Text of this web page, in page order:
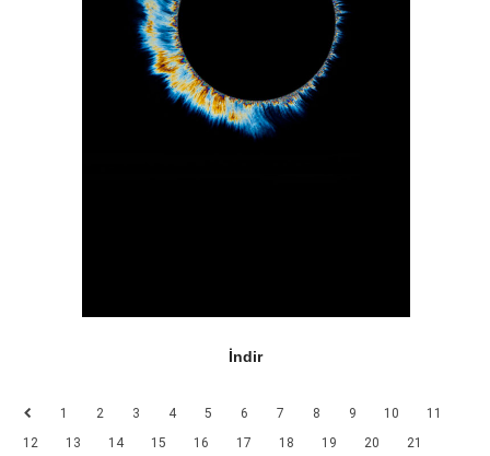
İndir
1 2 3 4 5 6 7 8 9 10
11
12
13 14 15 16 17 18 19 20
21